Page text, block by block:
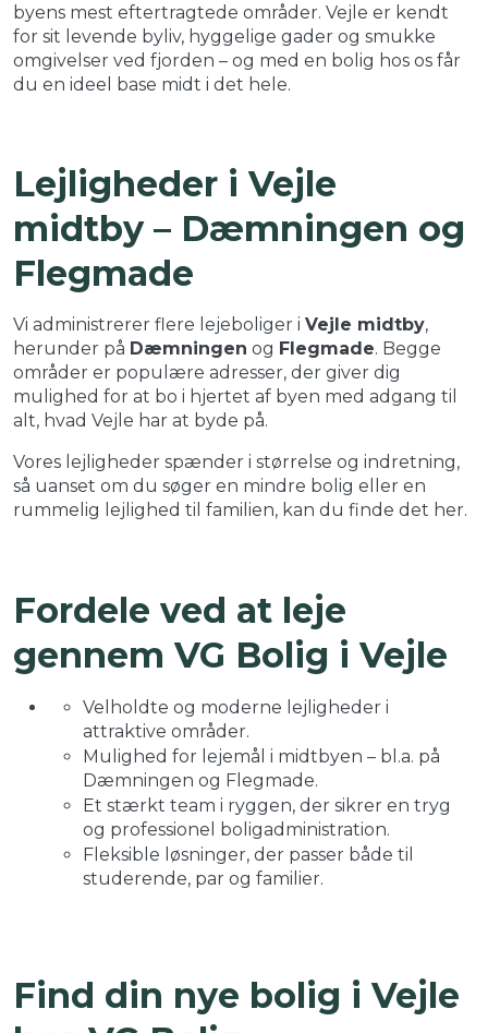
byens mest eftertragtede områder. Vejle er kendt
for sit levende byliv, hyggelige gader og smukke
omgivelser ved fjorden – og med en bolig hos os får
du en ideel base midt i det hele.
Lejligheder i Vejle
midtby – Dæmningen og
Flegmade
Vi administrerer flere lejeboliger i Vejle midtby,
herunder på Dæmningen og Flegmade. Begge
områder er populære adresser, der giver dig
mulighed for at bo i hjertet af byen med adgang til
alt, hvad Vejle har at byde på.
Vores lejligheder spænder i størrelse og indretning,
så uanset om du søger en mindre bolig eller en
rummelig lejlighed til familien, kan du finde det her.
Fordele ved at leje
gennem VG Bolig i Vejle
Velholdte og moderne lejligheder i
attraktive områder.
Mulighed for lejemål i midtbyen – bl.a. på
Dæmningen og Flegmade.
Et stærkt team i ryggen, der sikrer en tryg
og professionel boligadministration.
Fleksible løsninger, der passer både til
studerende, par og familier.
Find din nye bolig i Vejle